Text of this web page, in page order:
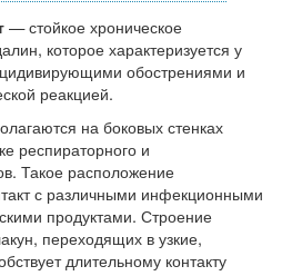
— стойкое хроническое
которое характеризуется у
обострениями и
реакцией.
на боковых стенках
респираторного и
Такое расположение
с различными инфекционными
продуктами. Строение
переходящих в узкие,
длительному контакту